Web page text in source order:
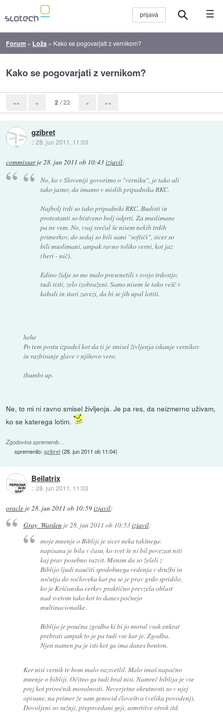
☰
Forum » Loža » Kako se pogovarjati z vernikom?
Kako se pogovarjati z vernikom?
«« « 2 / 22 » »»
gzibret
::28. jun 2011, 11:03
commissarje28. jun 2011 ob 10:43izjavil:
No, ko v Sloveniji govorimo o "verniku", je tako ali
tako jasno, da imamo v mislih pripadnika RKC.
Najbolj trdi so tako pripadniki RKC. Budisti in
protestanti so bistveno bolj odprti. Za muslimane
pa ne vem. No, vsaj srečal še nisem nekih trdih
primerkov, do sedaj so bili sami "softiči", sicer so
bili muslimani, ampak ravno toliko verni, kot jaz
(beri - nič).
Edino židje so me malo presenetili s svojo trdostjo,
tudi tisti, zelo izobraženi. Samo nisem še tako vešč v
kabali in stari zavezi, da bi se jih upal lotiti.
hehe
Po tem postu izpadeš kot da ti je smisel življenja iskanje vernikov
in razbiranje glave v njihovo vero.
thumbs up.
Ne, to mi ni ravno smisel življenja. Je pa res, da neizmerno uživam,
ko se katerega lotim.
Zgodovina sprememb…
spremenilo:gzibret(28. jun 2011 ob 11:04)
Bellatrix
::28. jun 2011, 11:03
oracle je28. jun 2011 ob 10:59izjavil:
Gray_Wardenje 28. jun 2011 ob 10:53izjavil:
moje mnenje o Bibliji je sicer neka takšnega:
napisana je bila v času, ko svet še ni bil povezan niti
kaj prav posebno razvit. Menim da so želeli z
Biblijo ljudi naučiti spodobnega vedenja v družbi in
sočutja do sočloveka kar pa se je prav grdo spridilo,
ko je Krščanska cerkev praktično prevzela oblast
nad svetom tako kot to danes počnejo
multinacionalke.
Biblija je poučna zgodba ki bi jo moral vsak enkrat
prebrati ampak to je pa tudi vse kar je. Zgodba.
Njen namen pa je isti kot ga ima danes bonton.
Ker nisi vernik te bom malo razsvetlil. Malo imaš napačno
mnenje o bibliji. Očitno ga tudi bral nisi. Namreč biblija je vse
prej kot priročnik moralnosti. Neverjetne okrutnosti so v njej
opisane, na primer že sam genocid človeštva (velika povodenj).
Dovoljeni so sužnji, prepovedani geji, usmrtitve otrok itd.